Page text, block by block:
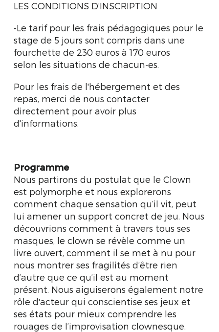
LES CONDITIONS D’INSCRIPTION
-Le tarif pour les frais pédagogiques pour le
stage de 5 jours sont compris dans une
fourchette de 230 euros à 170 euros
selon les situations de chacun-es.
Pour les frais de l'hébergement et des
repas, merci de nous contacter
directement pour avoir plus
d'informations.
Programme
Nous partirons du postulat que le Clown
est polymorphe et nous explorerons
comment chaque sensation qu’il vit, peut
lui amener un support concret de jeu. Nous
découvrions comment à travers tous ses
masques, le clown se révèle comme un
livre ouvert, comment il se met à nu pour
nous montrer ses fragilités d’être rien
d’autre que ce qu’il est au moment
présent. Nous aiguiserons également notre
rôle d'acteur qui conscientise ses jeux et
ses états pour mieux comprendre les
rouages de l’improvisation clownesque.